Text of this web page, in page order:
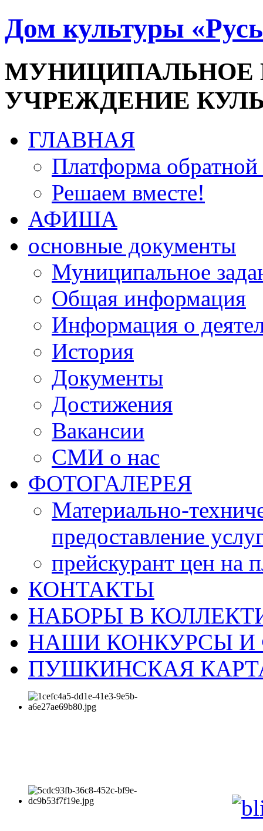
Дом культуры
УЧРЕЖДЕНИЕ
ГЛАВНАЯ
Платформа обратной
Решаем вместе!
АФИША
основные документы
Муниципальное
Общая информация
Информация о
История
Документы
Достижения
Вакансии
СМИ о нас
ФОТОГАЛЕРЕЯ
Материально-
предоставление
прейскурант цен на
КОНТАКТЫ
НАБОРЫ В
НАШИ КОНКУРСЫ И
ПУШКИНСКАЯ